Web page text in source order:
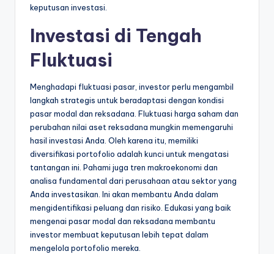
keputusan investasi.
Investasi di Tengah
Fluktuasi
Menghadapi fluktuasi pasar, investor perlu mengambil
langkah strategis untuk beradaptasi dengan kondisi
pasar modal dan reksadana. Fluktuasi harga saham dan
perubahan nilai aset reksadana mungkin memengaruhi
hasil investasi Anda. Oleh karena itu, memiliki
diversifikasi portofolio adalah kunci untuk mengatasi
tantangan ini. Pahami juga tren makroekonomi dan
analisa fundamental dari perusahaan atau sektor yang
Anda investasikan. Ini akan membantu Anda dalam
mengidentifikasi peluang dan risiko. Edukasi yang baik
mengenai pasar modal dan reksadana membantu
investor membuat keputusan lebih tepat dalam
mengelola portofolio mereka.